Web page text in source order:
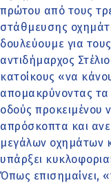
πρώτου από τους
στάθμευσης
δουλεύουμε για
αντιδήμαρχος
κατοίκους «να
απομακρύνοντας τα
οδούς προκειμένου
απρόσκοπτα και
μεγάλων οχημάτων
υπάρξει
Όπως επισημαίνει,